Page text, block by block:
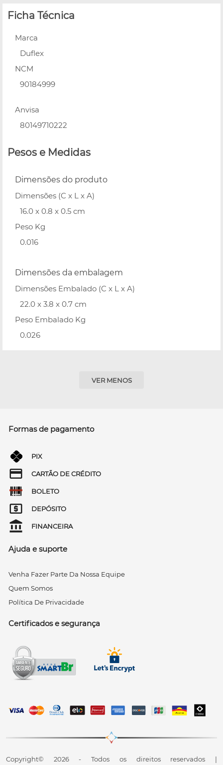
Ficha Técnica
Marca
Duflex
NCM
90184999
Anvisa
80149710222
Pesos e Medidas
Dimensões do produto
Dimensões (C x L x A)
16.0 x 0.8 x 0.5 cm
Peso Kg
0.016
Dimensões da embalagem
Dimensões Embalado (C x L x A)
22.0 x 3.8 x 0.7 cm
Peso Embalado Kg
0.026
VER MENOS
Formas de pagamento
PIX
CARTÃO DE CRÉDITO
BOLETO
DEPÓSITO
FINANCEIRA
Ajuda e suporte
Venha Fazer Parte Da Nossa Equipe
Quem Somos
Política De Privacidade
Certificados e segurança
Copyright© 2026 - Todos os direitos reservados |